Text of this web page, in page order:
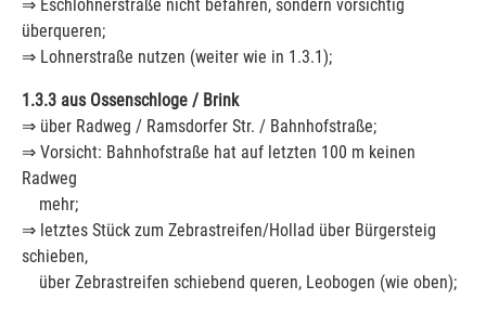
⇒ Eschlohnerstraße nicht befahren, sondern vorsichtig
überqueren;
⇒ Lohnerstraße nutzen (weiter wie in 1.3.1);
1.3.3 aus Ossenschloge / Brink
⇒ über Radweg / Ramsdorfer Str. / Bahnhofstraße;
⇒ Vorsicht: Bahnhofstraße hat auf letzten 100 m keinen
Radweg
mehr;
⇒ letztes Stück zum Zebrastreifen/Hollad über Bürgersteig
schieben,
über Zebrastreifen schiebend queren, Leobogen (wie oben);